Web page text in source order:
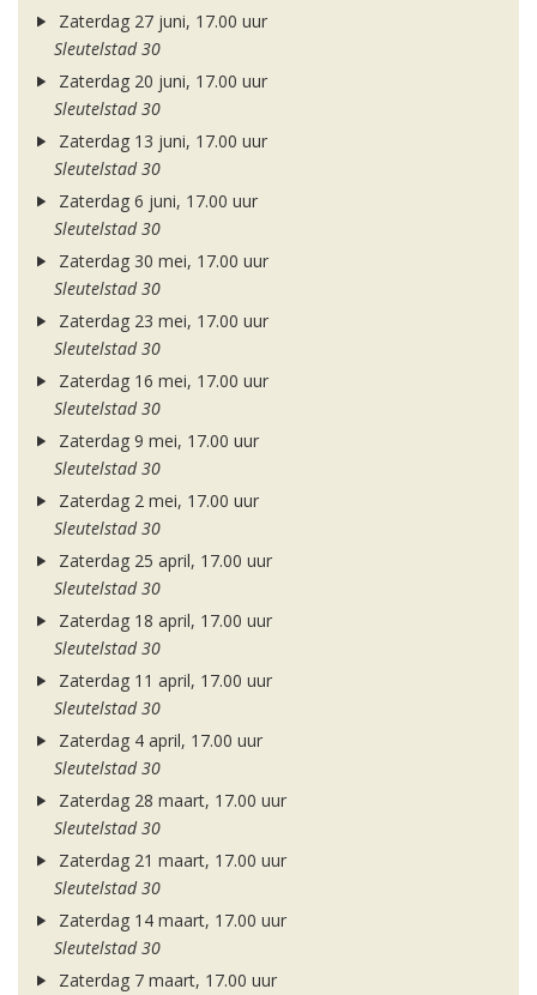
Zaterdag 27 juni, 17.00 uur
Sleutelstad 30
Zaterdag 20 juni, 17.00 uur
Sleutelstad 30
Zaterdag 13 juni, 17.00 uur
Sleutelstad 30
Zaterdag 6 juni, 17.00 uur
Sleutelstad 30
Zaterdag 30 mei, 17.00 uur
Sleutelstad 30
Zaterdag 23 mei, 17.00 uur
Sleutelstad 30
Zaterdag 16 mei, 17.00 uur
Sleutelstad 30
Zaterdag 9 mei, 17.00 uur
Sleutelstad 30
Zaterdag 2 mei, 17.00 uur
Sleutelstad 30
Zaterdag 25 april, 17.00 uur
Sleutelstad 30
Zaterdag 18 april, 17.00 uur
Sleutelstad 30
Zaterdag 11 april, 17.00 uur
Sleutelstad 30
Zaterdag 4 april, 17.00 uur
Sleutelstad 30
Zaterdag 28 maart, 17.00 uur
Sleutelstad 30
Zaterdag 21 maart, 17.00 uur
Sleutelstad 30
Zaterdag 14 maart, 17.00 uur
Sleutelstad 30
Zaterdag 7 maart, 17.00 uur